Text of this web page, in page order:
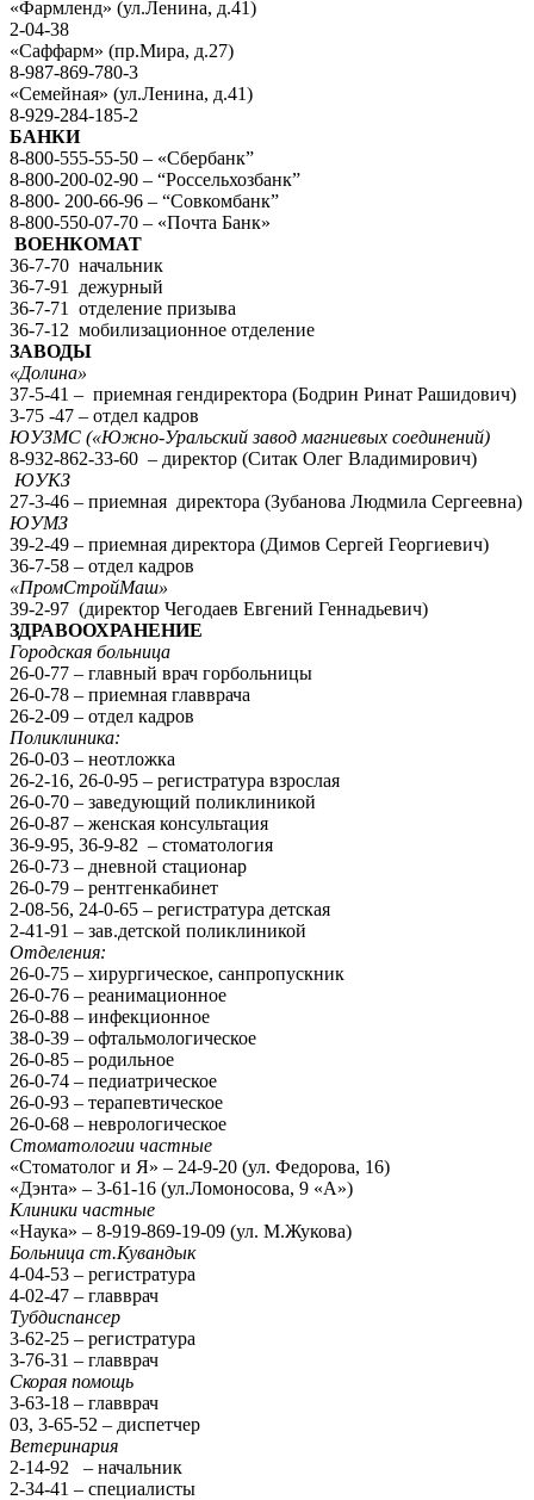
«Фармленд» (ул.Ленина, д.41)
2-04-38
«Саффарм» (пр.Мира, д.27)
8-987-869-780-3
«Семейная» (ул.Ленина, д.41)
8-929-284-185-2
БАНКИ
8-800-555-55-50 – «Сбербанк”
8-800-200-02-90 – “Россельхозбанк”
8-800- 200-66-96 – “Совкомбанк”
8-800-550-07-70 – «Почта Банк»
ВОЕНКОМАТ
36-7-70 начальник
36-7-91 дежурный
36-7-71 отделение призыва
36-7-12 мобилизационное отделение
ЗАВОДЫ
«Долина»
37-5-41 – приемная гендиректора (Бодрин Ринат Рашидович)
3-75 -47 – отдел кадров
ЮУЗМС («Южно-Уральский завод магниевых соединений)
8-932-862-33-60 – директор (Ситак Олег Владимирович)
ЮУКЗ
27-3-46 – приемная директора (Зубанова Людмила Сергеевна)
ЮУМЗ
39-2-49 – приемная директора (Димов Сергей Георгиевич)
36-7-58 – отдел кадров
«ПромСтройМаш»
39-2-97 (директор Чегодаев Евгений Геннадьевич)
ЗДРАВООХРАНЕНИЕ
Городская больница
26-0-77 – главный врач горбольницы
26-0-78 – приемная главврача
26-2-09 – отдел кадров
Поликлиника:
26-0-03 – неотложка
26-2-16, 26-0-95 – регистратура взрослая
26-0-70 – заведующий поликлиникой
26-0-87 – женская консультация
36-9-95, 36-9-82 – стоматология
26-0-73 – дневной стационар
26-0-79 – рентгенкабинет
2-08-56, 24-0-65 – регистратура детская
2-41-91 – зав.детской поликлиникой
Отделения:
26-0-75 – хирургическое, санпропускник
26-0-76 – реанимационное
26-0-88 – инфекционное
38-0-39 – офтальмологическое
26-0-85 – родильное
26-0-74 – педиатрическое
26-0-93 – терапевтическое
26-0-68 – неврологическое
Стоматологии частные
«Стоматолог и Я» – 24-9-20 (ул. Федорова, 16)
«Дэнта» – 3-61-16 (ул.Ломоносова, 9 «А»)
Клиники частные
«Наука» – 8-919-869-19-09 (ул. М.Жукова)
Больница ст.Кувандык
4-04-53 – регистратура
4-02-47 – главврач
Тубдиспансер
3-62-25 – регистратура
3-76-31 – главврач
Скорая помощь
3-63-18 – главврач
03, 3-65-52 – диспетчер
Ветеринария
2-14-92 – начальник
2-34-41 – специалисты